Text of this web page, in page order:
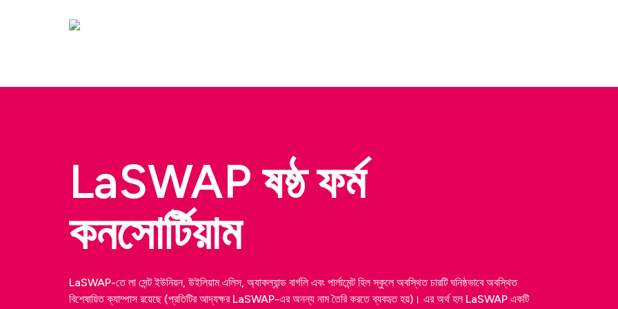
LaSWAP ষষ্ঠ ফর্ম
কনসোর্টিয়াম
LaSWAP-তে লা সেন্ট ইউনিয়ন, উইলিয়াম এলিস, অ্যাকল্যান্ড বার্গলি এবং পার্লামেন্ট হিল স্কুলে অবস্থিত চারটি ঘনিষ্ঠভাবে অবস্থিত
বিশেষায়িত ক্যাম্পাস রয়েছে (প্রতিটির আদ্যক্ষর LaSWAP-এর অনন্য নাম তৈরি করতে ব্যবহৃত হয়)। এর অর্থ হল LaSWAP একটি